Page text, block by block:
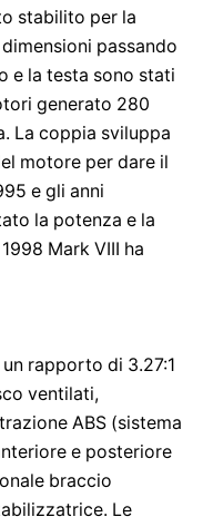
stabilito per la
passando
e la testa sono stati
generato 280
La coppia sviluppa
motore per dare il
e gli anni
la potenza e la
Mark VIII ha
rapporto di 3.27:1
ventilati,
ABS (sistema
e posteriore
braccio
Le